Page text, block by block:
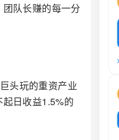
队长赚的每一分
头玩的重资产业
日收益1.5%的